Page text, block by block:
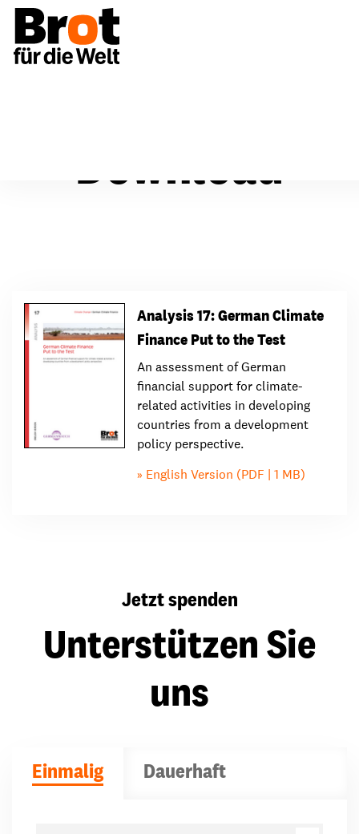
Download
Analysis 17: German Climate
Finance Put to the Test
An assessment of German
financial support for climate-
related activities in developing
countries from a development
policy perspective.
English Version (PDF | 1 MB)
Jetzt spenden
Unterstützen Sie
uns
Einmalig Dauerhaft